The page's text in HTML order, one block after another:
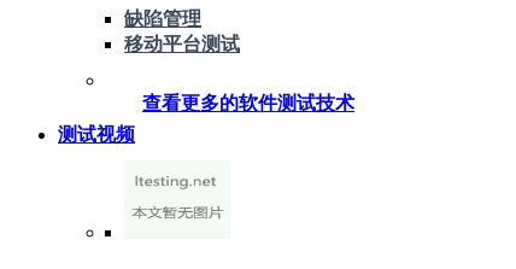
缺陷管理
移动平台测试
查看更多的软件测试技术
测试视频